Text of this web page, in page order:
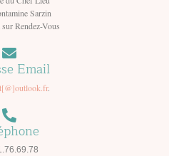
Sarzin
Rendez-Vous
Email
.